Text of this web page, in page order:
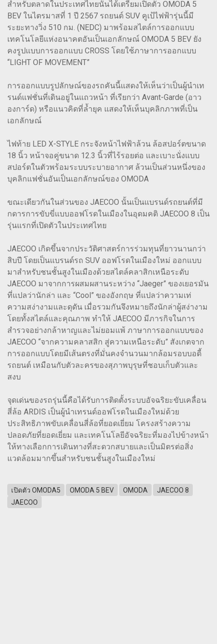
สำหรับตลาดในประเทศไทยนั้นได้เตรียมเปิดตัว OMODA 5
BEV ในไตรมาสที่ 1 ปี 2567 รถยนต์ SUV คูเป้ไฟฟ้ารุ่นนี้มี
ระยะทางวิ่ง 510 กม. (NEDC) มาพร้อมสไตล์การออกแบบ
เทคโนโลยีแห่งอนาคตอันเป็นเอกลักษณ์ OMODA 5 BEV ยัง
คงรูปแบบการออกแบบ CROSS โดยใช้ภาษาการออกแบบ
“LIGHT OF MOVEMENT”
การออกแบบรูปลักษณ์ของรถคันนี้แสดงให้เห็นว่าเป็นผู้นำเท
รนด์แฟชั่นที่เดินอยู่ในแถวหน้า ที่เรียกว่า Avant-Garde (อาว
องการ์ด) หรือแนวคิดที่ล้ำยุค แสดงให้เห็นบุคลิกภาพที่เป็น
เอกลักษณ์
ไฟท้าย LED X-STYLE กระจังหน้าไฟฟ้าล้วน ล้อสปอร์ตขนาด
18 นิ้ว หน้าจอคู่ขนาด 12.3 นิ้วที่ไร้รอยต่อ และเบาะนั่งแบบ
สปอร์ตในตัวพร้อมระบบระบายอากาศ ล้วนเป็นส่วนหนึ่งของ
บุคลิกแฟชั่นอันเป็นเอกลักษณ์ของ OMODA
ขณะเดียวกันในส่วนของ JAECOO นั้นเป็นแบรนด์รถยนต์ที่มี
กดารการขับขี่แบบออฟโรดในเมืองในอุดมคติ JAECOO 8 เป็น
รุ่นแรกที่เปิดตัวในประเทศไทย
JAECOO เกิดขึ้นจากประวัติศาสตร์การร่วมทุนที่ยาวนานกว่า
สิบปี โดยเป็นแบรนด์รถ SUV ออฟโรดในเมืองใหม่ ออกแบบ
มาสำหรับชนชั้นสูงในเมืองด้วยสไตล์คลาสิกเหนือระดับ
JAECOO มาจากการผสมผสานระหว่าง “Jaeger” ของเยอรมัน
ที่แปลว่านักล่า และ “Cool” ของอังกฤษ ที่แปลว่าความเท่
ความสง่างามและดุดัน เมื่อรวมกันจึงหมายถึงนักล่าผู้สง่างาม
โดยทั้งสไตล์และคุณภาพ ทำให้ JAECOO มีภารกิจในการ
สำรวจอย่างกล้าหาญและไม่ยอมแพ้ ภาษาการออกแบบของ
JAECOO “จากความคลาสสิก สู่ความเหนือระดับ” สังเกตจาก
การออกแบบโดยมีเส้นตรงที่มั่นคงจำนวนมากล้อมรอบบอดี้
รถยนต์ เหมือนกับตัวละครของสุภาพบุรุษที่ชอบเก็บตัวและ
สงบ
จุดเด่นของรถรุ่นนี้คือได้รับการติดตั้งระบบอัจฉริยะขับเคลื่อน
สี่ล้อ ARDIS เป็นผู้นำเทรนด์ออฟโรดในเมืองใหม่ด้วย
ประสิทธิภาพขับเคลื่อนสี่ล้อที่ยอดเยี่ยม โครงสร้างความ
ปลอดภัยที่ยอดเยี่ยม และเทคโนโลยีอัจฉริยะที่มองไปข้างหน้า
ให้ทางเลือกการเดินทางที่สะดวกสบายและเป็นมิตรต่อสิ่ง
แวดล้อมมากขึ้นสำหรับชนชั้นสูงในเมืองใหม่
เปิดตัว OMODA5 OMODA 5 BEV OMODA
JAECOO 8
JAECOO